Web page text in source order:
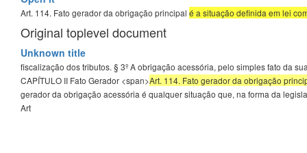
Art. 114. Fato gerador da obrigação principal é a situação definida em lei
Original toplevel document
Unknown title
fiscalização dos tributos. § 3º A obrigação acessória, pelo simples fato da
CAPÍTULO II Fato Gerador <span>Art. 114. Fato gerador da obrigação
gerador da obrigação acessória é qualquer situação que, na forma da
Art